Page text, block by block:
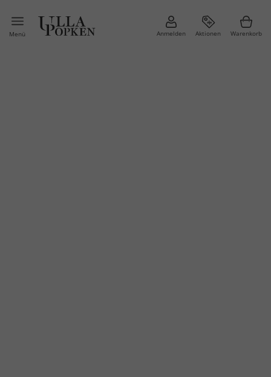
Menü Anmelden Aktionen Warenkorb